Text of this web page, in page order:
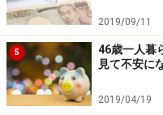
（4）雑費について
日用品4000円、ペット
費5000円、その他。
2019/09/11
5
46歳一人暮
見て不安に
2019/04/19